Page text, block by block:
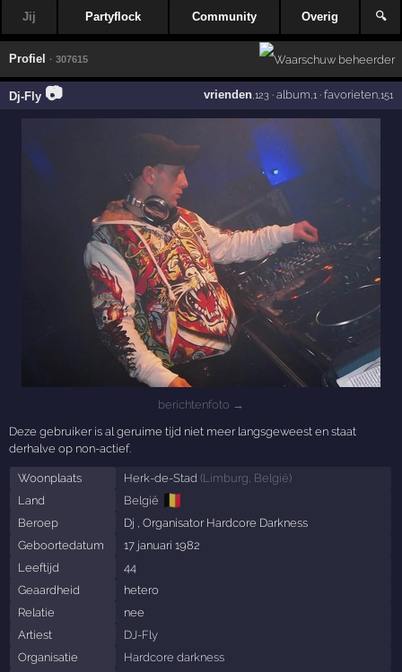
Jij Partyflock Community Overig 🔍
Profiel · 307615
Dj-Fly 📷 vrienden,123· album ,1· favorieten,151
berichtenfoto →
Deze gebruiker is al geruime tijd niet meer langsgeweest en staat
derhalve op non-actief.
Woonplaats Herk-de-Stad (Limburg België)
Land
België 🇧🇪
Beroep
Dj , Organisator Hardcore Darkness
Geboortedatum
17 januari 1982
Leeftijd
44
Geaardheid
hetero
Relatie
nee
Artiest
DJ-Fly
Organisatie
Hardcore darkness